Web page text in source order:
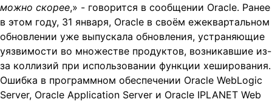
можно скорее,» - говорится в сообщении Oracle. Ранее
в этом году, 31 января, Oracle в своём ежеквартальном
обновлении уже выпускала обновления, устраняющие
уязвимости во множестве продуктов, возникавшие из-
за коллизий при использовании функции хеширования.
Ошибка в программном обеспечении Oracle WebLogic
Server, Oracle Application Server и Oracle IPLANET Web